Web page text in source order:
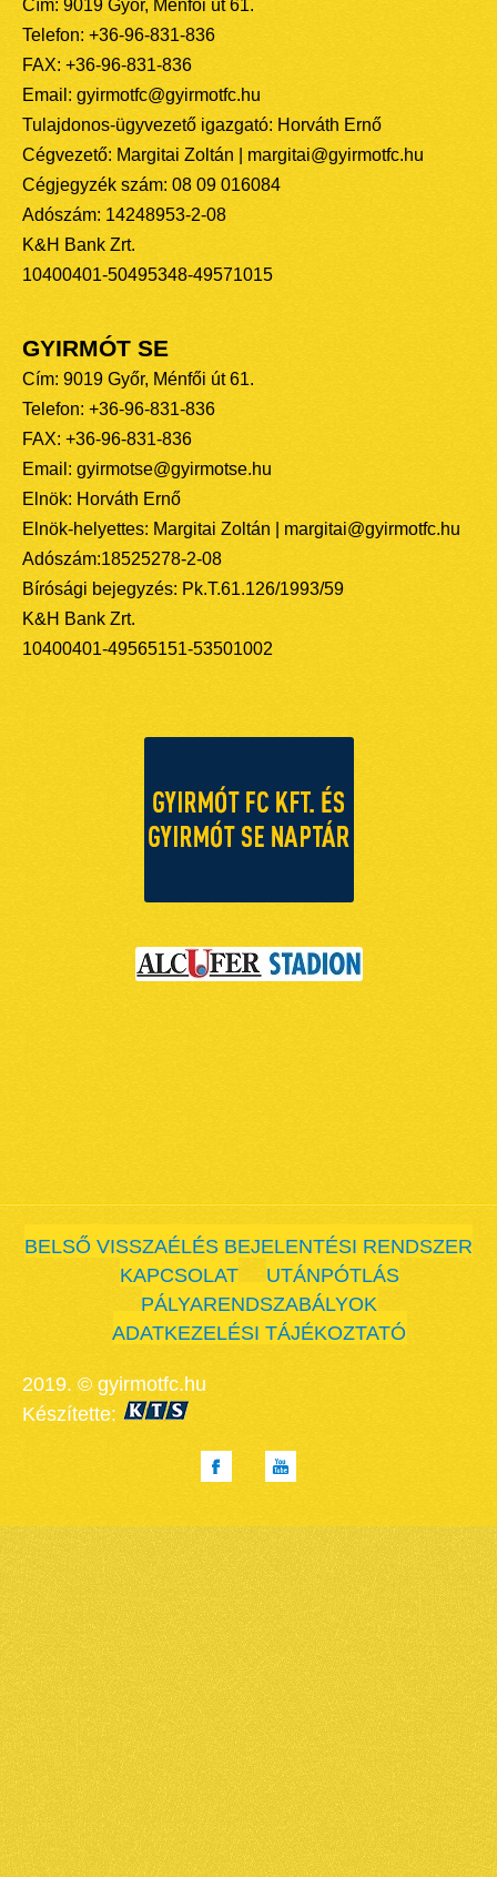
Cím: 9019 Győr, Ménfői út 61.
Telefon: +36-96-831-836
FAX: +36-96-831-836
Email: gyirmotfc@gyirmotfc.hu
Tulajdonos-ügyvezető igazgató: Horváth Ernő
Cégvezető: Margitai Zoltán | margitai@gyirmotfc.hu
Cégjegyzék szám: 08 09 016084
Adószám: 14248953-2-08
K&H Bank Zrt.
10400401-50495348-49571015
GYIRMÓT SE
Cím: 9019 Győr, Ménfői út 61.
Telefon: +36-96-831-836
FAX: +36-96-831-836
Email: gyirmotse@gyirmotse.hu
Elnök: Horváth Ernő
Elnök-helyettes: Margitai Zoltán | margitai@gyirmotfc.hu
Adószám:18525278-2-08
Bírósági bejegyzés: Pk.T.61.126/1993/59
K&H Bank Zrt.
10400401-49565151-53501002
BELSŐ VISSZAÉLÉS BEJELENTÉSI RENDSZER
KAPCSOLAT
UTÁNPÓTLÁS
PÁLYARENDSZABÁLYOK
ADATKEZELÉSI TÁJÉKOZTATÓ
2019. © gyirmotfc.hu
Készítette: